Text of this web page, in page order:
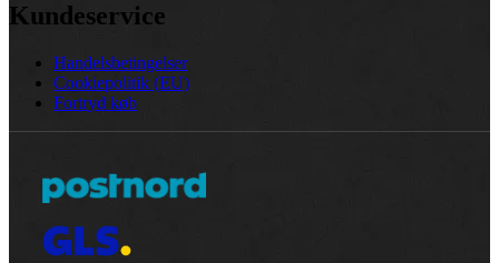
Kundeservice
Handelsbetingelser
Cookiepolitik (EU)
Fortryd køb